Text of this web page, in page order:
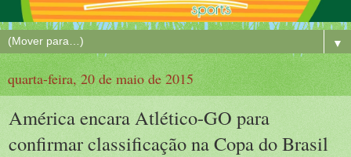
▼
quarta-feira, 20 de maio de 2015
América encara Atlético-GO para
confirmar classificação na Copa do Brasil